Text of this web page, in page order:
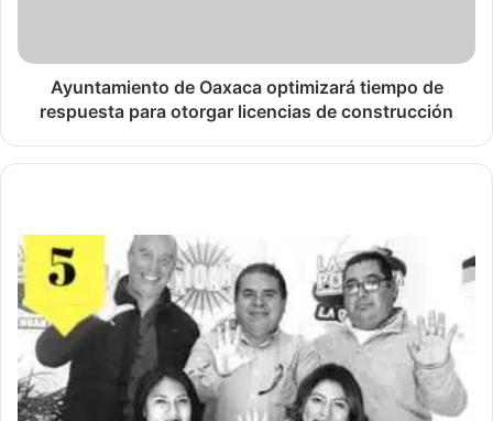
Ayuntamiento de Oaxaca optimizará tiempo de
respuesta para otorgar licencias de construcción